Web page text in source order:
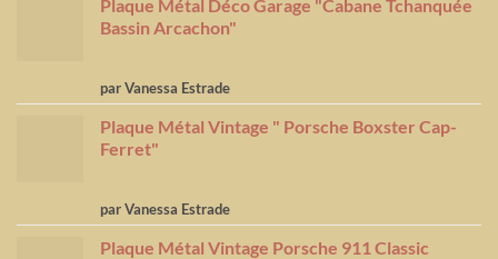
Plaque Métal Déco Garage "Cabane Tchanquée
Bassin Arcachon"
Note5sur
5
par Vanessa Estrade
Plaque Métal Vintage " Porsche Boxster Cap-
Ferret"
Note5sur
5
par Vanessa Estrade
Plaque Métal Vintage Porsche 911 Classic